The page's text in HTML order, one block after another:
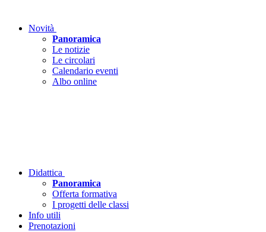
Novità
Panoramica
Le notizie
Le circolari
Calendario eventi
Albo online
Didattica
Panoramica
Offerta formativa
I progetti delle classi
Info utili
Prenotazioni